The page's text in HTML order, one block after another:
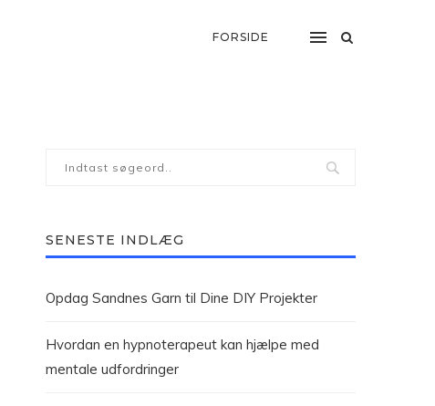
FORSIDE
SENESTE INDLÆG
Opdag Sandnes Garn til Dine DIY Projekter
Hvordan en hypnoterapeut kan hjælpe med
mentale udfordringer